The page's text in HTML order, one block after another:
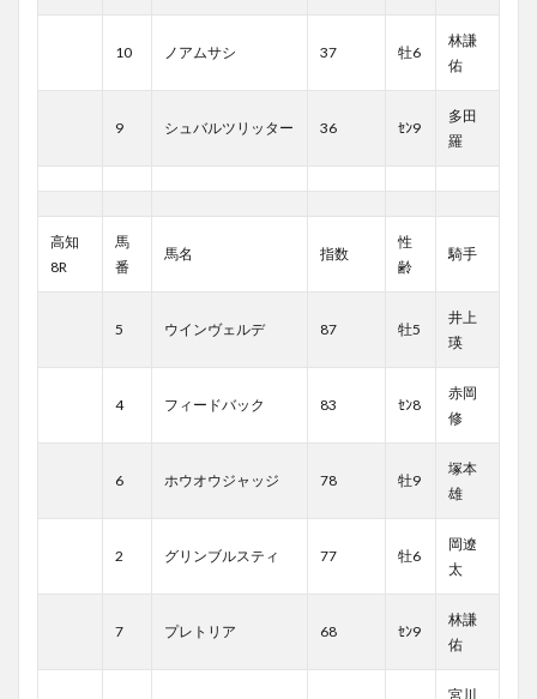
10 ノアムサシ 37 牡6
林謙
佑
9 シュバルツリッター 36 ｾﾝ9
多田
羅
高知
8R
馬
番
馬名 指数
性
齢
騎手
5 ウインヴェルデ 87 牡5
井上
瑛
4 フィードバック 83 ｾﾝ8
赤岡
修
6 ホウオウジャッジ 78 牡9
塚本
雄
2 グリンブルスティ 77 牡6
岡遼
太
7 プレトリア 68 ｾﾝ9
林謙
佑
宮川